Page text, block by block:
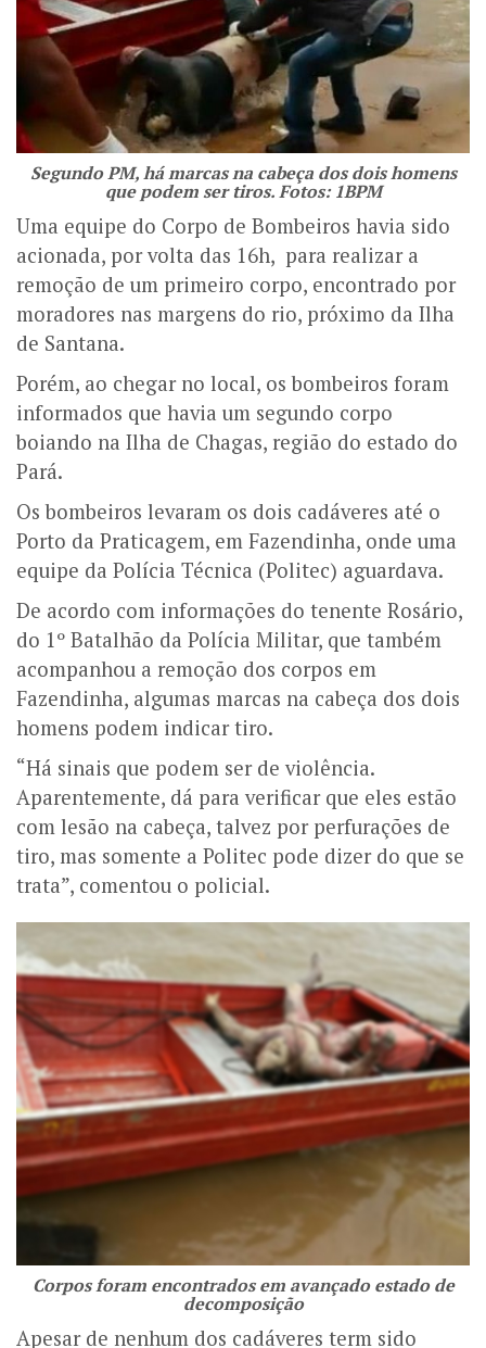
Segundo PM, há marcas na cabeça dos dois homens
que podem ser tiros. Fotos: 1BPM
Uma equipe do Corpo de Bombeiros havia sido
acionada, por volta das 16h, para realizar a
remoção de um primeiro corpo, encontrado por
moradores nas margens do rio, próximo da Ilha
de Santana.
Porém, ao chegar no local, os bombeiros foram
informados que havia um segundo corpo
boiando na Ilha de Chagas, região do estado do
Pará.
Os bombeiros levaram os dois cadáveres até o
Porto da Praticagem, em Fazendinha, onde uma
equipe da Polícia Técnica (Politec) aguardava.
De acordo com informações do tenente Rosário,
do 1º Batalhão da Polícia Militar, que também
acompanhou a remoção dos corpos em
Fazendinha, algumas marcas na cabeça dos dois
homens podem indicar tiro.
“Há sinais que podem ser de violência.
Aparentemente, dá para verificar que eles estão
com lesão na cabeça, talvez por perfurações de
tiro, mas somente a Politec pode dizer do que se
trata”, comentou o policial.
Corpos foram encontrados em avançado estado de
decomposição
Apesar de nenhum dos cadáveres term sido